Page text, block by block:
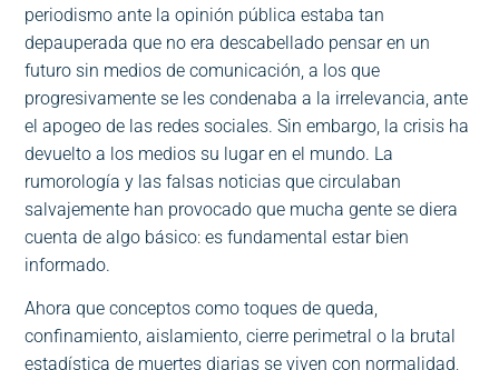
periodismo ante la opinión pública estaba tan
depauperada que no era descabellado pensar en un
futuro sin medios de comunicación, a los que
progresivamente se les condenaba a la irrelevancia, ante
el apogeo de las redes sociales. Sin embargo, la crisis ha
devuelto a los medios su lugar en el mundo. La
rumorología y las falsas noticias que circulaban
salvajemente han provocado que mucha gente se diera
cuenta de algo básico: es fundamental estar bien
informado.
Ahora que conceptos como toques de queda,
confinamiento, aislamiento, cierre perimetral o la brutal
estadística de muertes diarias se viven con normalidad,